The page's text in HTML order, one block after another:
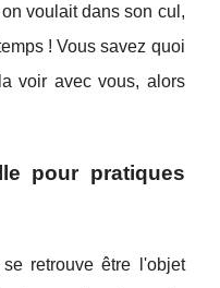
voulait dans son cul,
! Vous savez quoi
voir avec vous, alors
pour pratiques
retrouve être l'objet